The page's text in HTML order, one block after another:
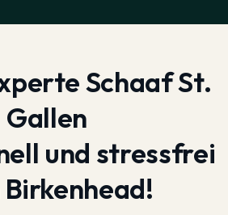
Schaaf St.
Gallen
und stressfrei
Birkenhead!